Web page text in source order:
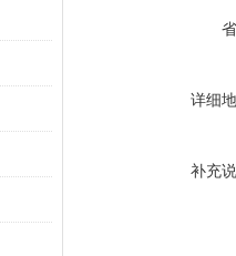
详细
补充